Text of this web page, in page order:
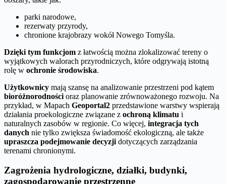
parki narodowe,
rezerwaty przyrody,
chronione krajobrazy wokół Nowego Tomyśla.
Dzięki tym funkcjom z łatwością można zlokalizować tereny o
wyjątkowych walorach przyrodniczych, które odgrywają istotną
rolę w ochronie środowiska.
Użytkownicy mają szansę na analizowanie przestrzeni pod kątem
bioróżnorodności oraz planowanie zrównoważonego rozwoju. Na
przykład, w Mapach Geoportal2 przedstawione warstwy wspierają
działania proekologiczne związane z ochroną klimatu i
naturalnych zasobów w regionie. Co więcej, integracja tych
danych nie tylko zwiększa świadomość ekologiczną, ale także
upraszcza podejmowanie decyzji dotyczących zarządzania
terenami chronionymi.
Zagrożenia hydrologiczne, działki, budynki,
zagospodarowanie przestrzenne